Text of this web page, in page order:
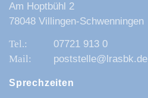
Am Hoptbühl 2
78048 Villingen-Schwenningen
07721 913 0
poststelle@lrasbk.de
Sprechzeiten